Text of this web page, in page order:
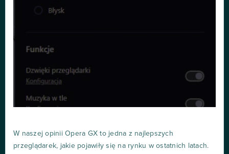
W naszej opinii Opera GX to jedna z najlepszych
przeglądarek, jakie pojawiły się na rynku w ostatnich latach.